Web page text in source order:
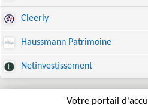
Cleerly
Haussmann Patrimoine
Netinvestissement
Votre portail